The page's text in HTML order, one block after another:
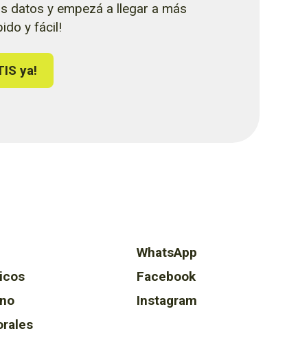
datos y empezá a llegar a más
y fácil!
ya!
WhatsApp
Facebook
Instagram